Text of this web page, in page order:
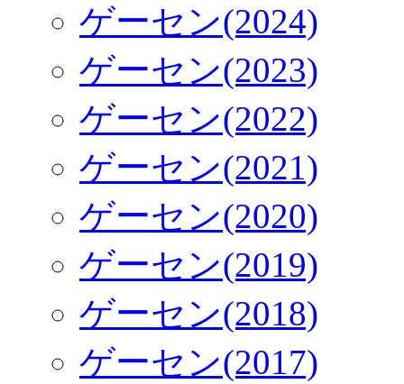
ゲーセン(2024)
ゲーセン(2023)
ゲーセン(2022)
ゲーセン(2021)
ゲーセン(2020)
ゲーセン(2019)
ゲーセン(2018)
ゲーセン(2017)